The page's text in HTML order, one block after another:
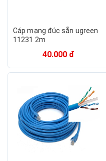
Cáp mạng đúc sẵn ugreen
11231 2m
40.000 đ